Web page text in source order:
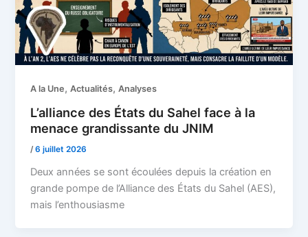
A la Une,Actualités,Analyses
L’alliance des États du Sahel face à la
menace grandissante du JNIM
/6 juillet 2026
Deux années se sont écoulées depuis la création en
grande pompe de l’Alliance des États du Sahel (AES),
mais l’enthousiasme